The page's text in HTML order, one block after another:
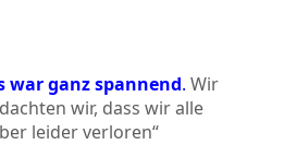
war ganz spannend. Wir
wir, dass wir alle
leider verloren“